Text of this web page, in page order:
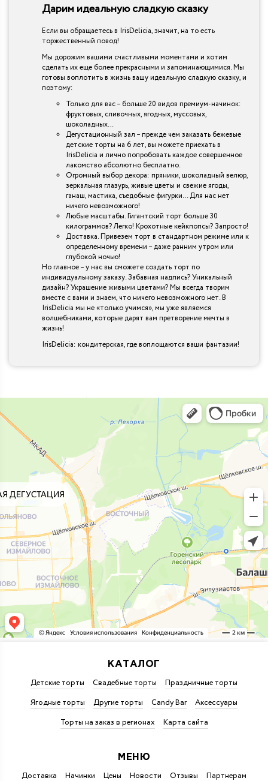
Дарим идеальную сладкую сказку
Если вы обращаетесь в IrisDelicia, значит, на то есть
торжественный повод!
Мы дорожим вашими счастливыми моментами и хотим
сделать их еще более прекрасными и запоминающимися. Мы
готовы воплотить в жизнь вашу идеальную сладкую сказку, и
поэтому:
Только для вас – больше 20 видов премиум-начинок:
фруктовых, сливочных, ягодных, муссовых,
шоколадных…
Дегустационный зал – прежде чем заказать бежевые
детские торты на 6 лет, вы можете приехать в
IrisDelicia и лично попробовать каждое совершенное
лакомство абсолютно бесплатно.
Огромный выбор декора: пряники, шоколадный велюр,
зеркальная глазурь, живые цветы и свежие ягоды,
ганаш, мастика, съедобные фигурки… Для нас нет
ничего невозможного!
Любые масштабы. Гигантский торт больше 30
килограммов? Легко! Крохотные кейкпопсы? Запросто!
Доставка. Привезем торт в стандартном режиме или к
определенному времени – даже ранним утром или
глубокой ночью!
Но главное – у нас вы сможете создать торт по
индивидуальному заказу. Забавная надпись? Уникальный
дизайн? Украшение живыми цветами? Мы всегда творим
вместе с вами и знаем, что ничего невозможного нет. В
IrisDelicia мы не «только учимся», мы уже являемся
волшебниками, которые дарят вам претворение мечты в
жизнь!
IrisDelicia: кондитерская, где воплощаются ваши фантазии!
КАТАЛОГ
Детские торты Свадебные торты
Праздничные торты
Ягодные торты
Другие торты Candy Bar
Аксессуары
Торты на заказ в регионах
Карта сайта
МЕНЮ
Доставка Начинки Цены Новости Отзывы Партнерам